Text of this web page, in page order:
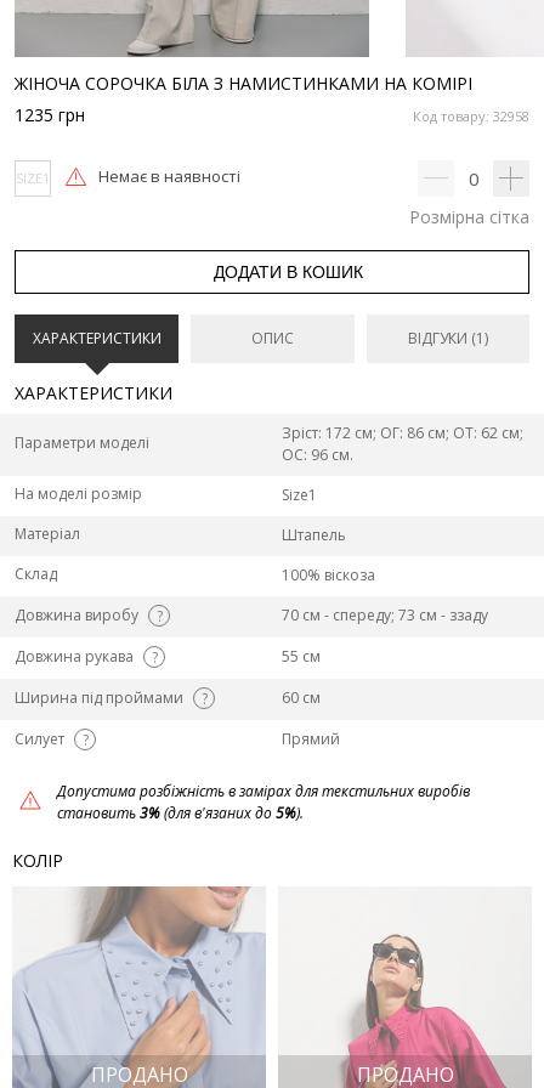
ЖІНОЧА СОРОЧКА БІЛА З НАМИСТИНКАМИ НА КОМІРІ
Код товару: 32958
1235 грн
SIZE1 Немає в наявності 0
Розмірна сітка
ДОДАТИ В КОШИК
ХАРАКТЕРИСТИКИ ОПИС ВІДГУКИ (1)
ХАРАКТЕРИСТИКИ
Параметри моделі
Зріст: 172 см; ОГ: 86 см; ОТ: 62 см;
ОС: 96 см.
На моделі розмір
Size1
Матеріал
Штапель
Склад
100% віскоза
Довжина виробу
?
70 см - спереду; 73 см - ззаду
Довжина рукава
?
55 см
Ширина під проймами
?
60 см
Силует
? Прямий
Допустима розбіжність в замірах для текстильних виробів
становить3%(для в'язаних до5%).
КОЛІР
ПРОДАНО ПРОДАНО